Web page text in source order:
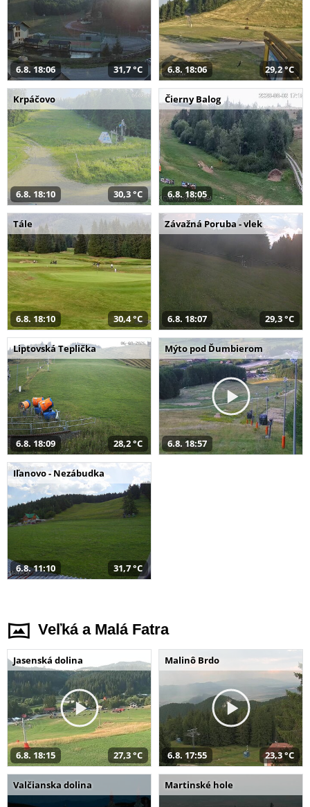
6.8. 18:06 31,7 °C 6.8. 18:06 29,2 °C
Krpáčovo
6.8. 18:10 30,3 °C
Čierny Balog
6.8. 18:05
Tále
6.8. 18:10 30,4 °C
Závažná Poruba - vlek
6.8. 18:07 29,3 °C
Liptovská Teplička
6.8. 18:09 28,2 °C
Mýto pod Ďumbierom
6.8. 18:57
Iľanovo - Nezábudka
6.8. 11:10 31,7 °C
Veľká a Malá Fatra
Jasenská dolina
6.8. 18:15 27,3 °C
Malinô Brdo
6.8. 17:55 23,3 °C
Valčianska dolina Martinské hole